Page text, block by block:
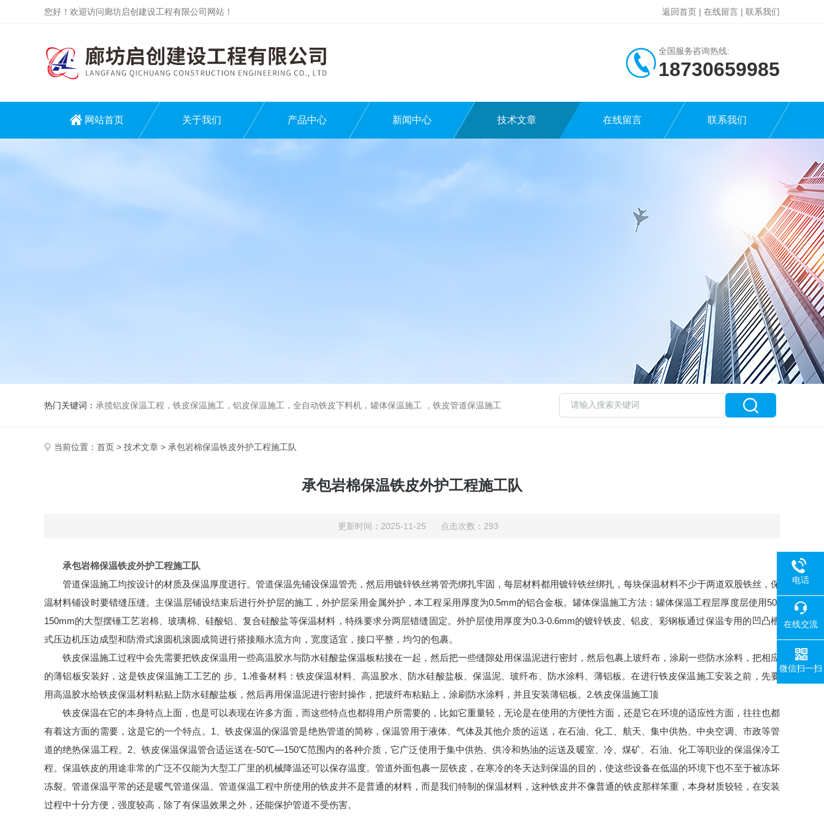
您好！欢迎访问廊坊启创建设工程有限公司网站！ 返回首页 | 在线留言 | 联系我们
全国服务咨询热线:
18730659985
网站首页 关于我们 产品中心 新闻中心 技术文章 在线留言 联系我们
热门关键词： 承揽铝皮保温工程，铁皮保温施工，铝皮保温施工，全自动铁皮下料机，罐体保温施工 ，铁皮管道保温施工
当前位置： 首页 > 技术文章 > 承包岩棉保温铁皮外护工程施工队
承包岩棉保温铁皮外护工程施工队
更新时间：2025-11-25 点击次数：293
承包岩棉保温铁皮外护工程施工队
管道保温施工均按设计的材质及保温厚度进行。管道保温先铺设保温管壳，然后用镀锌铁丝将管壳绑扎牢固，每层材料都用镀锌铁丝绑扎，每块保温材料不少于两道双股铁丝，保
温材料铺设时要错缝压缝。主保温层铺设结束后进行外护层的施工，外护层采用金属外护，本工程采用厚度为0.5mm的铝合金板。罐体保温施工方法：罐体保温工程层厚度层使用50-
150mm的大型摆锤工艺岩棉、玻璃棉、硅酸铝、复合硅酸盐等保温材料，特殊要求分两层错缝固定。外护层使用厚度为0.3-0.6mm的镀锌铁皮、铝皮、彩钢板通过保温专用的凹凸槽
式压边机压边成型和防滑式滚圆机滚圆成筒进行搭接顺水流方向，宽度适宜，接口平整，均匀的包裹。
铁皮保温施工过程中会先需要把铁皮保温用一些高温胶水与防水硅酸盐保温板粘接在一起，然后把一些缝隙处用保温泥进行密封，然后包裹上玻纤布，涂刷一些防水涂料，把相应
的薄铝板安装好，这是铁皮保温施工工艺的 步。1.准备材料：铁皮保温材料、高温胶水、防水硅酸盐板、保温泥、玻纤布、防水涂料、薄铝板。在进行铁皮保温施工安装之前，先要
用高温胶水给铁皮保温材料粘贴上防水硅酸盐板，然后再用保温泥进行密封操作，把玻纤布粘贴上，涂刷防水涂料，并且安装薄铝板。2.铁皮保温施工顶
铁皮保温在它的本身特点上面，也是可以表现在许多方面，而这些特点也都得用户所需要的，比如它重量轻，无论是在使用的方便性方面，还是它在环境的适应性方面，往往也都
有着这方面的需要，这是它的一个特点。1、铁皮保温的保温管是绝热管道的简称，保温管用于液体、气体及其他介质的运送，在石油、化工、航天、集中供热、中央空调、市政等管
道的绝热保温工程。2、铁皮保温保温管合适运送在-50℃—150℃范围内的各种介质，它广泛使用于集中供热、供冷和热油的运送及暖室、冷、煤矿、石油、化工等职业的保温保冷工
程。保温铁皮的用途非常的广泛不仅能为大型工厂里的机械降温还可以保存温度。管道外面包裹一层铁皮，在寒冷的冬天达到保温的目的，使这些设备在低温的环境下也不至于被冻坏
冻裂。管道保温平常的还是暖气管道保温。管道保温工程中所使用的铁皮并不是普通的材料，而是我们特制的保温材料，这种铁皮并不像普通的铁皮那样笨重，本身材质较轻，在安装
过程中十分方便，强度较高，除了有保温效果之外，还能保护管道不受伤害。
电话
在线交流
微信扫一扫